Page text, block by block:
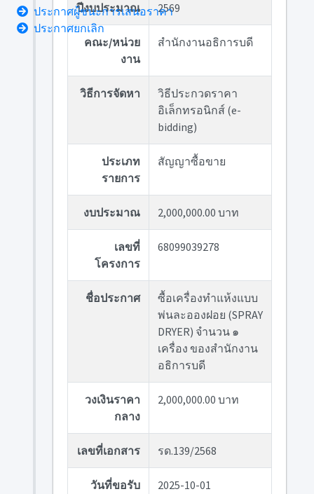
ปีงบประมาณ 2569
คณะ/หน่วย
งาน
สำนักงานอธิการบดี
วิธีการจัดหา
วิธีประกวดราคา
อิเล็กทรอนิกส์ (e-
bidding)
ประเภท
รายการ
สัญญาซื้อขาย
งบประมาณ 2,000,000.00 บาท
เลขที่
โครงการ
68099039278
ชื่อประกาศ
ซื้อเครื่องทำแห้งแบบ
พ่นละอองฝอย (SPRAY
DRYER) จำนวน ๑
เครื่อง ของสำนักงาน
อธิการบดี
วงเงินราคา
กลาง
2,000,000.00 บาท
เลขที่เอกสาร รด.139/2568
วันที่ขอรับ
2025-10-01
ประกาศผู้ชนะการเสนอราคา
ประกาศยกเลิก